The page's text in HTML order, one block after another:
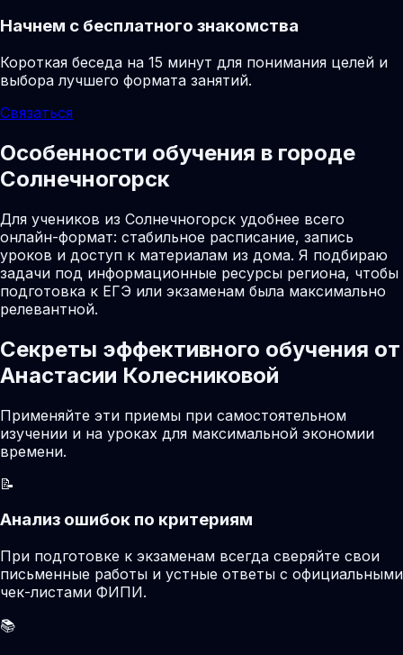
Начнем с бесплатного знакомства
Короткая беседа на 15 минут для понимания целей и
выбора лучшего формата занятий.
Связаться
Особенности обучения в городе
Солнечногорск
Для учеников из Солнечногорск удобнее всего
онлайн-формат: стабильное расписание, запись
уроков и доступ к материалам из дома. Я подбираю
задачи под информационные ресурсы региона, чтобы
подготовка к ЕГЭ или экзаменам была максимально
релевантной.
Секреты эффективного обучения от
Анастасии Колесниковой
Применяйте эти приемы при самостоятельном
изучении и на уроках для максимальной экономии
времени.
📝
Анализ ошибок по критериям
При подготовке к экзаменам всегда сверяйте свои
письменные работы и устные ответы с официальными
чек-листами ФИПИ.
📚